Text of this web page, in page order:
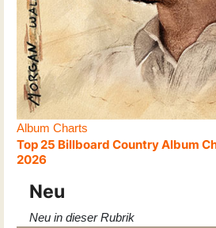
Album Charts
Top 25 Billboard Country Album
2026
Neu
Neu in dieser Rubrik